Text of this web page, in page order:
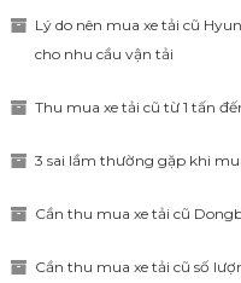
Lý do nên mua xe tải cũ
cho nhu cầu vận tải
Thu mua xe tải cũ từ 1 tấn
3 sai lầm thường gặp khi
Cần thu mua xe tải cũ
Cần thu mua xe tải cũ số